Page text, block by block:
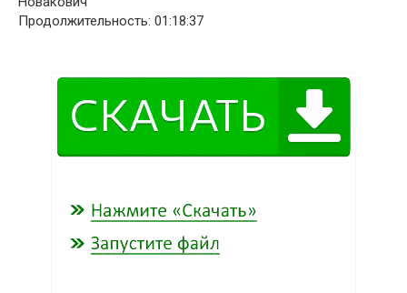
Продолжительность: 01:18:37